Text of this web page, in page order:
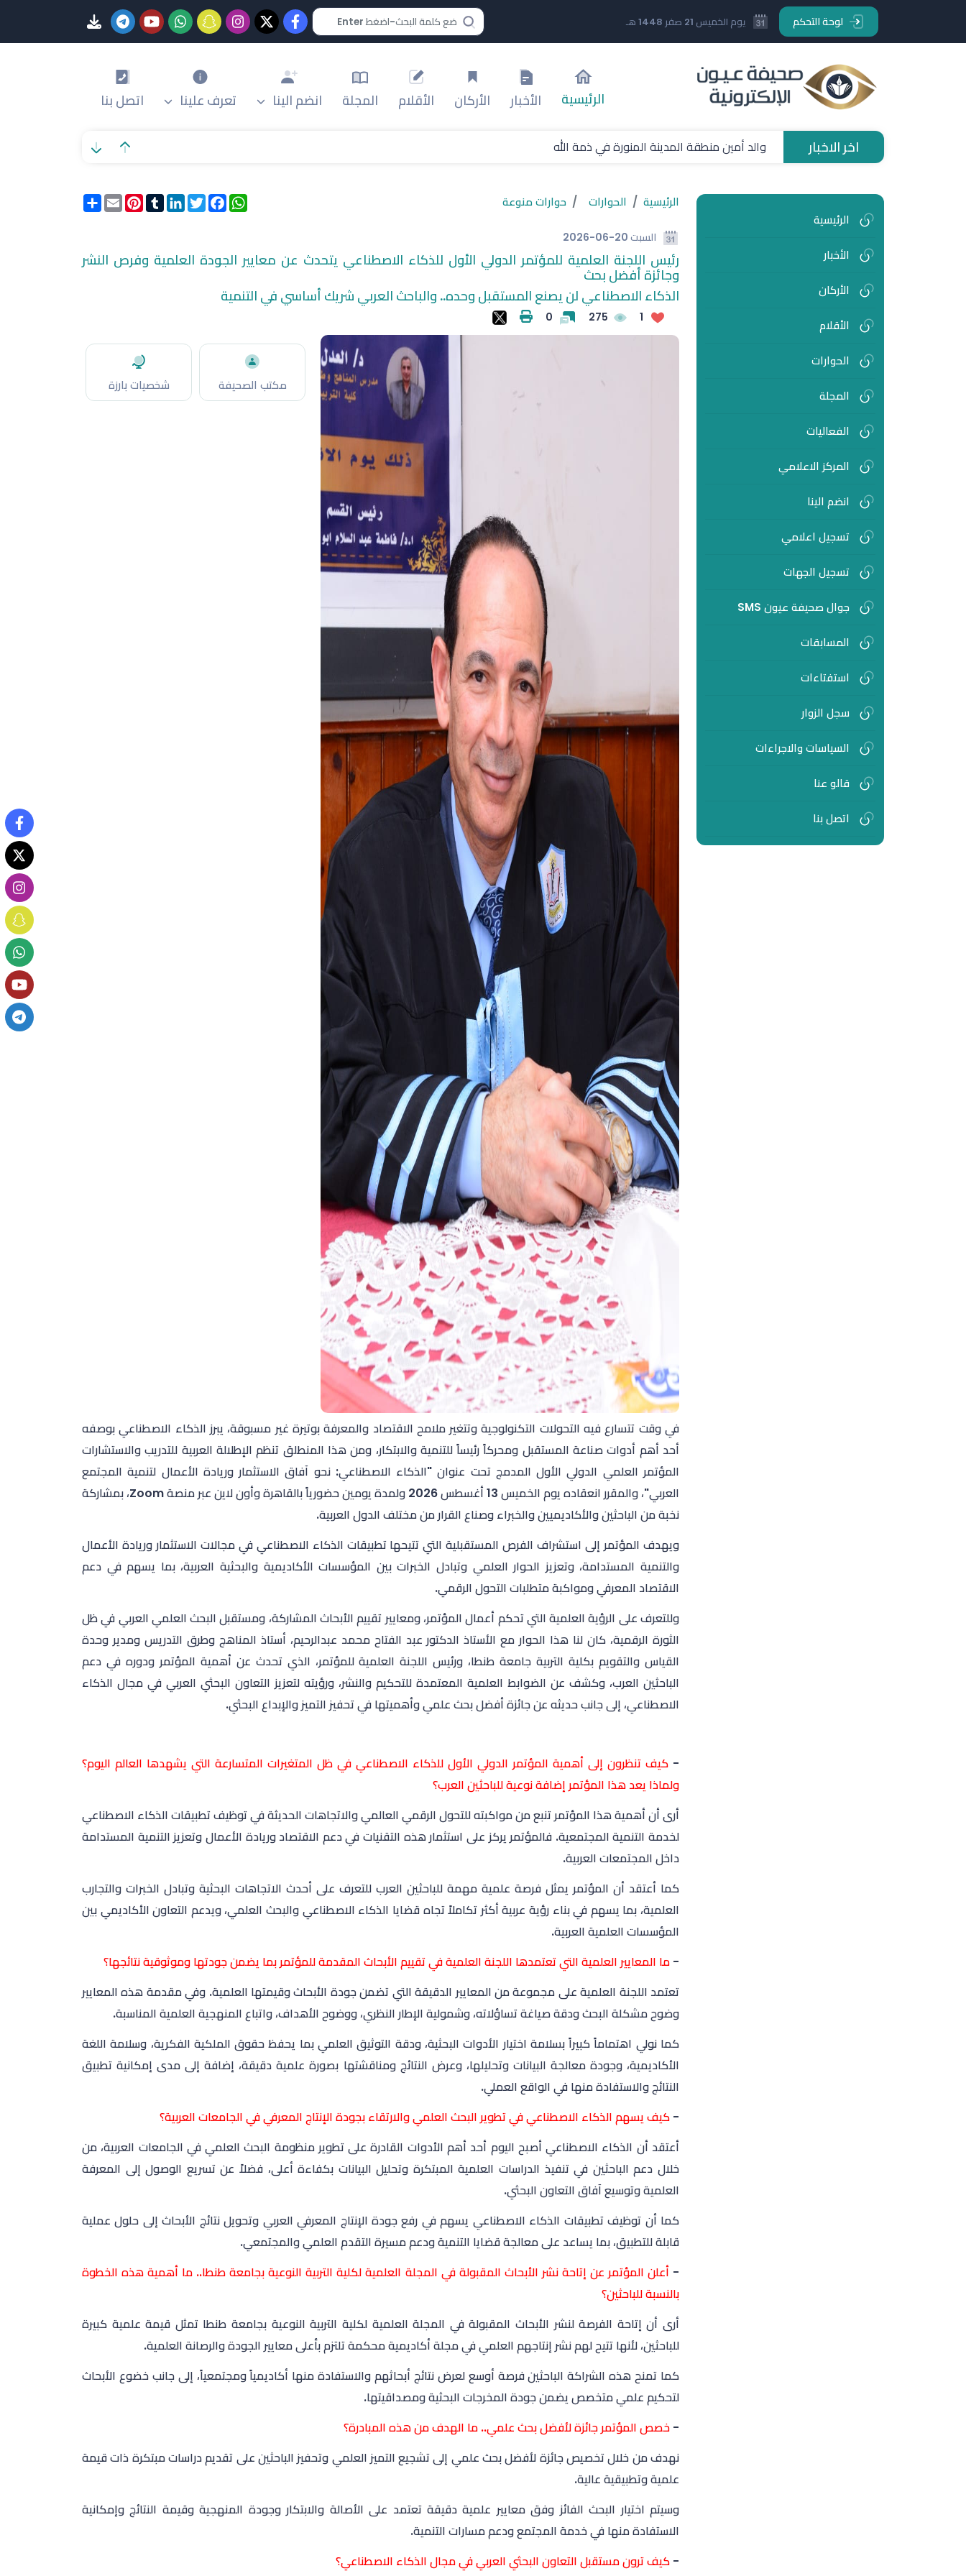
لوحة التحكم يوم الخميس 21 صفر 1448 هـ
الرئيسية الأخبار الأركان الأقلام المجلة انضم الينا تعرف علينا اتصل بنا
اخر الاخبار والد أمين منطقة المدينة المنورة في ذمة الله
الرئيسية
الأخبار
الأركان
الأقلام
الحوارات
المجلة
الفعاليات
المركز الاعلامي
انضم الينا
تسجيل اعلامي
تسجيل الجهات
جوال صحيفة عيون SMS
المسابقات
استفتاءات
سجل الزوار
السياسات والاجراءات
قالو عنا
اتصل بنا
الرئيسية الحوارات حوارات منوعة انشرEmail
PinterestTumblrLinkedInTwitter
Facebook
WhatsApp
السبت 2026-06-20
رئيس اللجنة العلمية للمؤتمر الدولي الأول للذكاء الاصطناعي يتحدث عن معايير الجودة العلمية وفرص النشر
وجائزة أفضل بحث
الذكاء الاصطناعي لن يصنع المستقبل وحده.. والباحث العربي شريك أساسي في التنمية
1
275
0
مكتب الصحيفة شخصيات بارزة
في وقت تتسارع فيه التحولات التكنولوجية وتتغير ملامح الاقتصاد والمعرفة بوتيرة غير مسبوقة، يبرز الذكاء الاصطناعي بوصفه
أحد أهم أدوات صناعة المستقبل ومحركاً رئيساً للتنمية والابتكار، ومن هذا المنطلق تنظم الإطلالة العربية للتدريب والاستشارات
المؤتمر العلمي الدولي الأول المدمج تحت عنوان "الذكاء الاصطناعي: نحو آفاق الاستثمار وريادة الأعمال لتنمية المجتمع
العربي"، والمقرر انعقاده يوم الخميس 13 أغسطس 2026 ولمدة يومين حضورياً بالقاهرة وأون لاين عبر منصة Zoom، بمشاركة
نخبة من الباحثين والأكاديميين والخبراء وصناع القرار من مختلف الدول العربية.
ويهدف المؤتمر إلى استشراف الفرص المستقبلية التي تتيحها تطبيقات الذكاء الاصطناعي في مجالات الاستثمار وريادة الأعمال
والتنمية المستدامة، وتعزيز الحوار العلمي وتبادل الخبرات بين المؤسسات الأكاديمية والبحثية العربية، بما يسهم في دعم
الاقتصاد المعرفي ومواكبة متطلبات التحول الرقمي.
وللتعرف على الرؤية العلمية التي تحكم أعمال المؤتمر، ومعايير تقييم الأبحاث المشاركة، ومستقبل البحث العلمي العربي في ظل
الثورة الرقمية، كان لنا هذا الحوار مع الأستاذ الدكتور عبد الفتاح محمد عبدالرحيم، أستاذ المناهج وطرق التدريس ومدير وحدة
القياس والتقويم بكلية التربية جامعة طنطا، ورئيس اللجنة العلمية للمؤتمر، الذي تحدث عن أهمية المؤتمر ودوره في دعم
الباحثين العرب، وكشف عن الضوابط العلمية المعتمدة للتحكيم والنشر، ورؤيته لتعزيز التعاون البحثي العربي في مجال الذكاء
الاصطناعي، إلى جانب حديثه عن جائزة أفضل بحث علمي وأهميتها في تحفيز التميز والإبداع البحثي.
- كيف تنظرون إلى أهمية المؤتمر الدولي الأول للذكاء الاصطناعي في ظل المتغيرات المتسارعة التي يشهدها العالم اليوم؟
ولماذا يعد هذا المؤتمر إضافة نوعية للباحثين العرب؟
أرى أن أهمية هذا المؤتمر تنبع من مواكبته للتحول الرقمي العالمي والاتجاهات الحديثة في توظيف تطبيقات الذكاء الاصطناعي
لخدمة التنمية المجتمعية. فالمؤتمر يركز على استثمار هذه التقنيات في دعم الاقتصاد وريادة الأعمال وتعزيز التنمية المستدامة
داخل المجتمعات العربية.
كما أعتقد أن المؤتمر يمثل فرصة علمية مهمة للباحثين العرب للتعرف على أحدث الاتجاهات البحثية وتبادل الخبرات والتجارب
العلمية، بما يسهم في بناء رؤية عربية أكثر تكاملاً تجاه قضايا الذكاء الاصطناعي والبحث العلمي، ويدعم التعاون الأكاديمي بين
المؤسسات العلمية العربية.
- ما المعايير العلمية التي تعتمدها اللجنة العلمية في تقييم الأبحاث المقدمة للمؤتمر بما يضمن جودتها وموثوقية نتائجها؟
تعتمد اللجنة العلمية على مجموعة من المعايير الدقيقة التي تضمن جودة الأبحاث وقيمتها العلمية. وفي مقدمة هذه المعايير
وضوح مشكلة البحث ودقة صياغة تساؤلاته، وشمولية الإطار النظري، ووضوح الأهداف، واتباع المنهجية العلمية المناسبة.
كما نولي اهتماماً كبيراً بسلامة اختيار الأدوات البحثية، ودقة التوثيق العلمي بما يحفظ حقوق الملكية الفكرية، وسلامة اللغة
الأكاديمية، وجودة معالجة البيانات وتحليلها، وعرض النتائج ومناقشتها بصورة علمية دقيقة، إضافة إلى مدى إمكانية تطبيق
النتائج والاستفادة منها في الواقع العملي.
- كيف يسهم الذكاء الاصطناعي في تطوير البحث العلمي والارتقاء بجودة الإنتاج المعرفي في الجامعات العربية؟
أعتقد أن الذكاء الاصطناعي أصبح اليوم أحد أهم الأدوات القادرة على تطوير منظومة البحث العلمي في الجامعات العربية، من
خلال دعم الباحثين في تنفيذ الدراسات العلمية المبتكرة وتحليل البيانات بكفاءة أعلى، فضلاً عن تسريع الوصول إلى المعرفة
العلمية وتوسيع آفاق التعاون البحثي.
كما أن توظيف تطبيقات الذكاء الاصطناعي يسهم في رفع جودة الإنتاج المعرفي العربي وتحويل نتائج الأبحاث إلى حلول عملية
قابلة للتطبيق، بما يساعد على معالجة قضايا التنمية ودعم مسيرة التقدم العلمي والمجتمعي.
-أعلن المؤتمر عن إتاحة نشر الأبحاث المقبولة في المجلة العلمية لكلية التربية النوعية بجامعة طنطا.. ما أهمية هذه الخطوة
بالنسبة للباحثين؟
أرى أن إتاحة الفرصة لنشر الأبحاث المقبولة في المجلة العلمية لكلية التربية النوعية بجامعة طنطا تمثل قيمة علمية كبيرة
للباحثين، لأنها تتيح لهم نشر إنتاجهم العلمي في مجلة أكاديمية محكمة تلتزم بأعلى معايير الجودة والرصانة العلمية.
كما تمنح هذه الشراكة الباحثين فرصة أوسع لعرض نتائج أبحاثهم والاستفادة منها أكاديمياً ومجتمعياً، إلى جانب خضوع الأبحاث
لتحكيم علمي متخصص يضمن جودة المخرجات البحثية ومصداقيتها.
- خصص المؤتمر جائزة لأفضل بحث علمي.. ما الهدف من هذه المبادرة؟
نهدف من خلال تخصيص جائزة لأفضل بحث علمي إلى تشجيع التميز العلمي وتحفيز الباحثين على تقديم دراسات مبتكرة ذات قيمة
علمية وتطبيقية عالية.
وسيتم اختيار البحث الفائز وفق معايير علمية دقيقة تعتمد على الأصالة والابتكار وجودة المنهجية وقيمة النتائج وإمكانية
الاستفادة منها في خدمة المجتمع ودعم مسارات التنمية.
- كيف ترون مستقبل التعاون البحثي العربي في مجال الذكاء الاصطناعي؟